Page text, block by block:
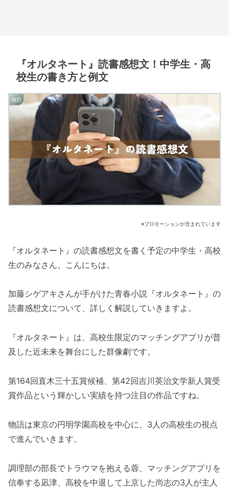
『オルタネート』読書感想文！中学生・高
校生の書き方と例文
感想
※プロモーションが含まれています
『オルタネート』の読書感想文を書く予定の中学生・高校
生のみなさん、こんにちは。
加藤シゲアキさんが手がけた青春小説『オルタネート』の
読書感想文について、詳しく解説していきますよ。
『オルタネート』は、高校生限定のマッチングアプリが普
及した近未来を舞台にした群像劇です。
第164回直木三十五賞候補、第42回吉川英治文学新人賞受
賞作品という輝かしい実績を持つ注目の作品ですね。
物語は東京の円明学園高校を中心に、3人の高校生の視点
で進んでいきます。
調理部の部長でトラウマを抱える蓉、マッチングアプリを
信奉する凪津、高校を中退して上京した尚志の3人が主人